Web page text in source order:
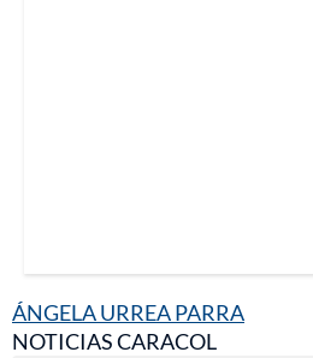
ÁNGELA URREA PARRA
NOTICIAS CARACOL